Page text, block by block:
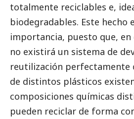
totalmente reciclables e,
biodegradables. Este hecho
importancia, puesto que,
no existirá un sistema de
reutilización perfectamente
de distintos plásticos
composiciones químicas
pueden reciclar de forma